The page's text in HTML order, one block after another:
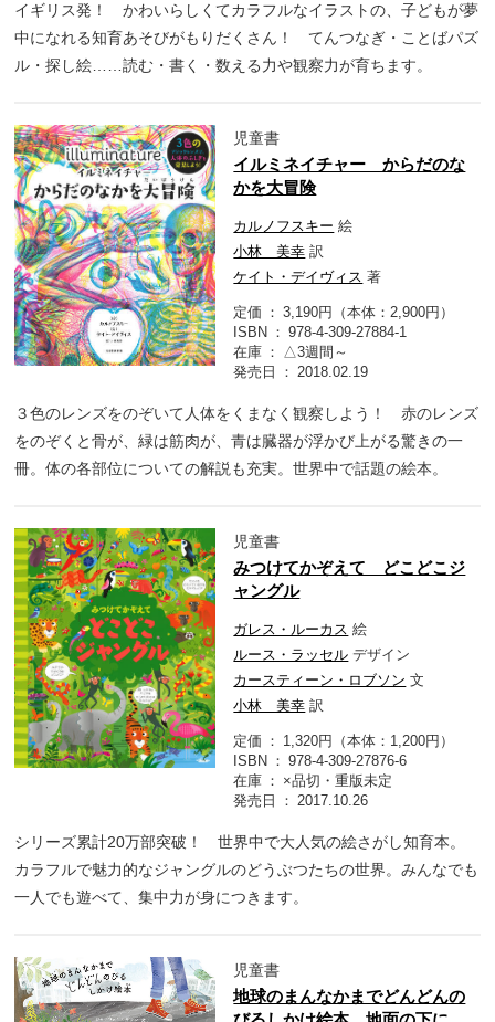
イギリス発！ かわいらしくてカラフルなイラストの、子どもが夢
中になれる知育あそびがもりだくさん！ てんつなぎ・ことばパズ
ル・探し絵……読む・書く・数える力や観察力が育ちます。
児童書
イルミネイチャー からだのな
かを大冒険
カルノフスキー 絵
小林 美幸 訳
ケイト・デイヴィス 著
定価
3,190円（本体：2,900円）
ISBN
978-4-309-27884-1
在庫
△3週間～
発売日
2018.02.19
３色のレンズをのぞいて人体をくまなく観察しよう！ 赤のレンズ
をのぞくと骨が、緑は筋肉が、青は臓器が浮かび上がる驚きの一
冊。体の各部位についての解説も充実。世界中で話題の絵本。
児童書
みつけてかぞえて どこどこジ
ャングル
ガレス・ルーカス 絵
ルース・ラッセル デザイン
カースティーン・ロブソン 文
小林 美幸 訳
定価
1,320円（本体：1,200円）
ISBN
978-4-309-27876-6
在庫
×品切・重版未定
発売日
2017.10.26
シリーズ累計20万部突破！ 世界中で大人気の絵さがし知育本。
カラフルで魅力的なジャングルのどうぶつたちの世界。みんなでも
一人でも遊べて、集中力が身につきます。
児童書
地球のまんなかまでどんどんの